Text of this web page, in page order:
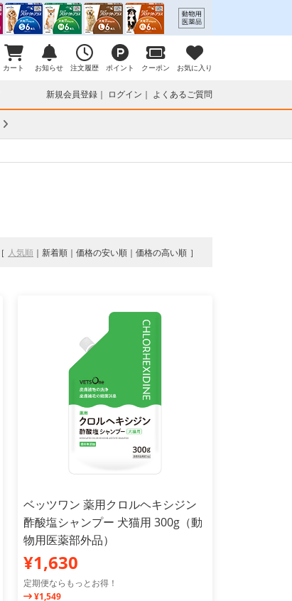
カート お知らせ 注文履歴 ポイント クーポン お気に入り
新規会員登録 ログイン よくあるご質問
人気順 新着順 価格の安い順 価格の高い順
ベッツワン 薬用クロルヘキシジン
酢酸塩シャンプー 犬猫用 300g（動
物用医薬部外品）
¥1,630
定期便ならもっとお得！
¥1,549